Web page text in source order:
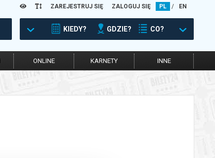
ZAREJESTRUJ SIĘ ZALOGUJ SIĘ PL / EN
KIEDY? GDZIE? CO?
ONLINE KARNETY INNE